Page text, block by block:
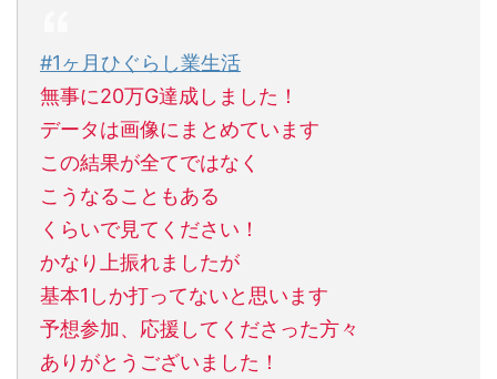
#1ヶ月ひぐらし業生活
無事に20万G達成しました！
データは画像にまとめています
この結果が全てではなく
こうなることもある
くらいで見てください！
かなり上振れましたが
基本1しか打ってないと思います
予想参加、応援してくださった方々
ありがとうございました！